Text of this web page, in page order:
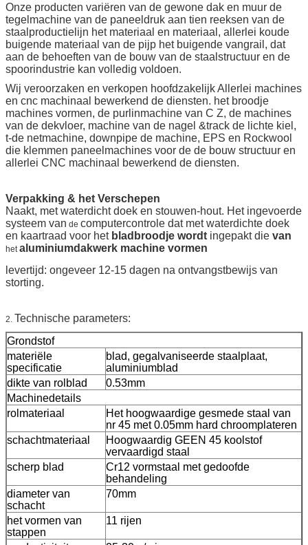
Onze producten variëren van de gewone dak en muur de
tegelmachine van de paneeldruk aan tien reeksen van de
staalproductielijn het materiaal en materiaal, allerlei koude
buigende materiaal van de pijp het buigende vangrail, dat
aan de behoeften van de bouw van de staalstructuur en de
spoorindustrie kan volledig voldoen.
Wij veroorzaken en verkopen hoofdzakelijk Allerlei machines
en cnc machinaal bewerkend de diensten. het broodje
machines vormen, de purlinmachine van C Z, de machines
van de dekvloer, machine van de nagel &track de lichte kiel,
t-de netmachine, downpipe de machine, EPS en Rockwool
die klemmen paneelmachines voor de de bouw structuur en
allerlei CNC machinaal bewerkend de diensten.
Verpakking & het Verschepen
Naakt, met waterdicht doek en stouwen-hout. Het ingevoerde
systeem van de computercontrole dat met waterdichte doek
en kaartraad voor het bladbroodje wordt ingepakt die van
hetaluminiumdakwerk machine vormen
levertijd: ongeveer 12-15 dagen na ontvangstbewijs van
storting.
2. Technische parameters:
Grondstof
materiële
specificatie
blad, gegalvaniseerde staalplaat,
aluminiumblad
dikte van rolblad
0.53mm
Machinedetails
rolmateriaal
Het hoogwaardige gesmede staal van
nr 45 met 0.05mm hard chroomplateren
schachtmateriaal
Hoogwaardig GEEN 45 koolstof
vervaardigd staal
scherp blad
Cr12 vormstaal met gedoofde
behandeling
diameter van
schacht
70mm
het vormen van
stappen
11 rijen